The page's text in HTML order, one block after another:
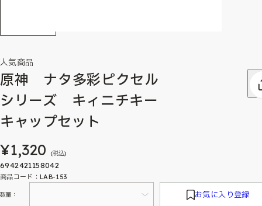
人気商品
原神 ナタ多彩ピクセル
シリーズ キィニチキー
キャップセット
¥1,320 (税込)
6942421158042
商品コード：LAB-153
数量： お気に入り登録